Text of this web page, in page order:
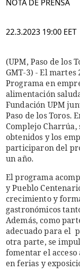
NOTA DE PRENSA
22.3.2023 19:00 EET
(UPM, Paso de los
GMT-3) - El
Programa en
alimentación
Fundación UPM
Paso de los Toros.
Complejo
obtenidos y los
participaron del
un año.
El programa
y Pueblo
crecimiento y
gastronómicos
Además, como
adecuado para el
otra parte, se
fomentar el
en ferias y